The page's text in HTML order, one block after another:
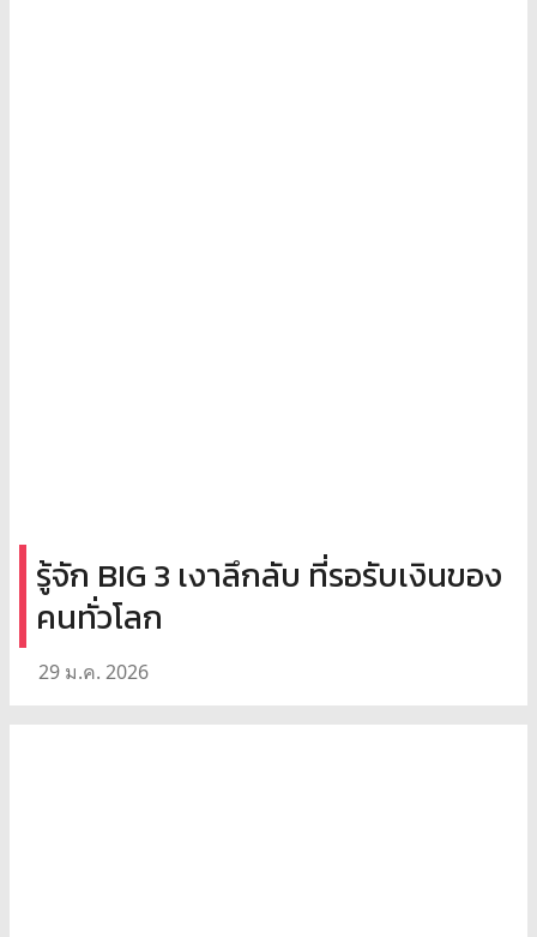
รู้จัก BIG 3 เงาลึกลับ ที่รอรับเงินของ
คนทั่วโลก
29 ม.ค. 2026